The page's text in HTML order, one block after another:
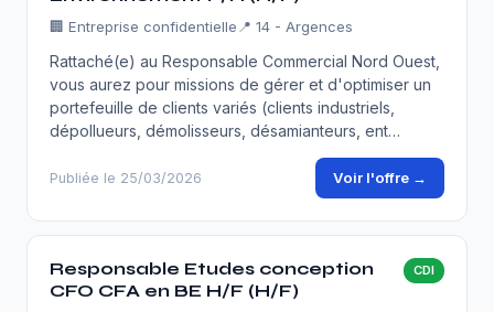
🏢 Entreprise confidentielle 📍 14 - Argences
Rattaché(e) au Responsable Commercial Nord Ouest,
vous aurez pour missions de gérer et d'optimiser un
portefeuille de clients variés (clients industriels,
dépollueurs, démolisseurs, désamianteurs, ent…
Publiée le 25/03/2026 Voir l'offre →
Responsable Etudes conception
CFO CFA en BE H/F (H/F)
CDI